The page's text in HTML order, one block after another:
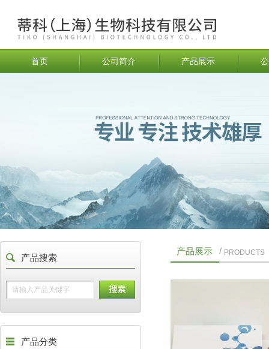
首页 公司简介 产品展示
产品搜索
产品分类
产品展示 / PRODUCTS